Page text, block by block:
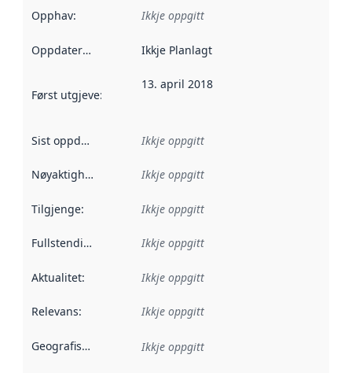
Opphav: Ikkje oppgitt
Oppdateringsfrekvens :
Ikkje Planlagt
Først utgjeve: Denne datoen seier når dataa i dette
13. april 2018
Sist oppdatert Ikkje oppgitt
Nøyaktigheit Ikkje oppgitt
Tilgjenge: Ikkje oppgitt
Fullstendigheit Ikkje oppgitt
Aktualitet: Ikkje oppgitt
Relevans: Ikkje oppgitt
Geografisk område Ikkje oppgitt